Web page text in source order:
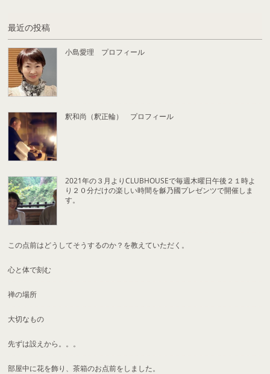
最近の投稿
小島愛理 プロフィール
釈和尚（釈正輪） プロフィール
2021年の３月よりCLUBHOUSEで毎週木曜日午後２１時よ
り２０分だけの楽しい時間を龢乃國プレゼンツで開催しま
す。
この点前はどうしてそうするのか？を教えていただく。
心と体で刻む
禅の場所
大切なもの
先ずは設えから。。。
部屋中に花を飾り、茶箱のお点前をしました。